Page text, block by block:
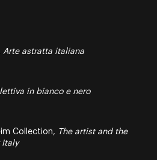
Arte astratta italiana
in bianco e nero
Collection, The artist and the
Italy